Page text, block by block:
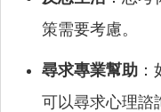
策需要考慮。
尋求專業幫助
可以尋求心理諮